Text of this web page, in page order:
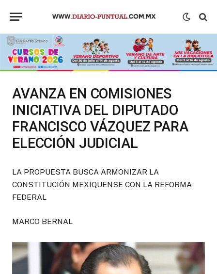
AVANZA EN COMISIONES
INICIATIVA DEL DIPUTADO
FRANCISCO VÁZQUEZ PARA
ELECCIÓN JUDICIAL
LA PROPUESTA BUSCA ARMONIZAR LA
CONSTITUCIÓN MEXIQUENSE CON LA REFORMA
FEDERAL
MARCO BERNAL